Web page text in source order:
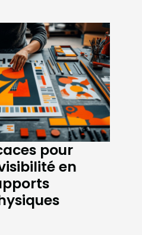
pour
en